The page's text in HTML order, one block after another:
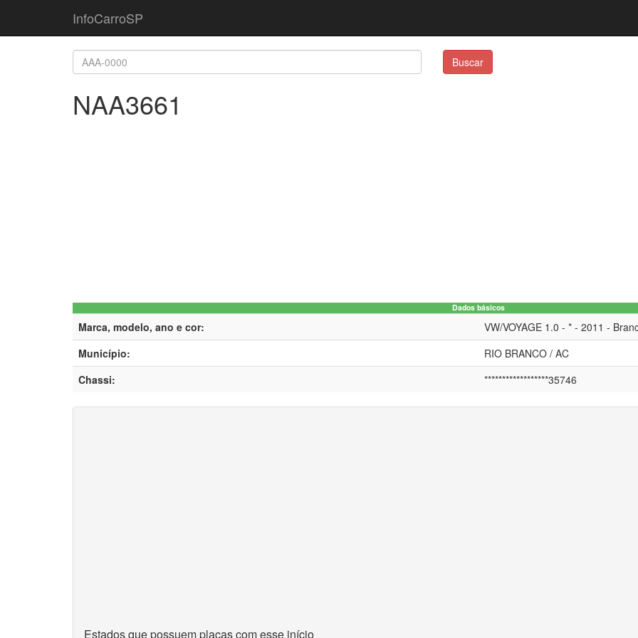
InfoCarroSP
Buscar
NAA3661
Dados básicos
Marca, modelo, ano e cor:
VW/VOYAGE 1.0 - * - 2011 -
Município:
RIO BRANCO / AC
Chassi:
******************35746
Estados que possuem placas com esse início